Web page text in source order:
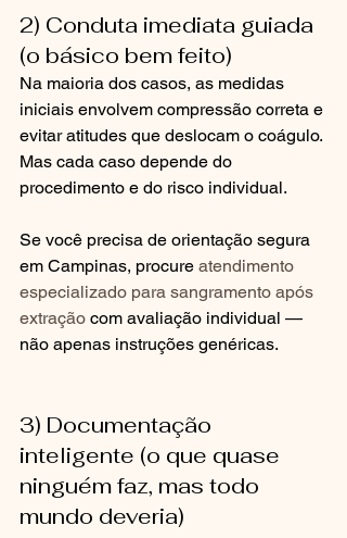
2) Conduta imediata guiada
(o básico bem feito)
Na maioria dos casos, as medidas
iniciais envolvem compressão correta e
evitar atitudes que deslocam o coágulo.
Mas cada caso depende do
procedimento e do risco individual.
Se você precisa de orientação segura
em Campinas, procure atendimento
especializado para sangramento após
extração com avaliação individual —
não apenas instruções genéricas.
3) Documentação
inteligente (o que quase
ninguém faz, mas todo
mundo deveria)